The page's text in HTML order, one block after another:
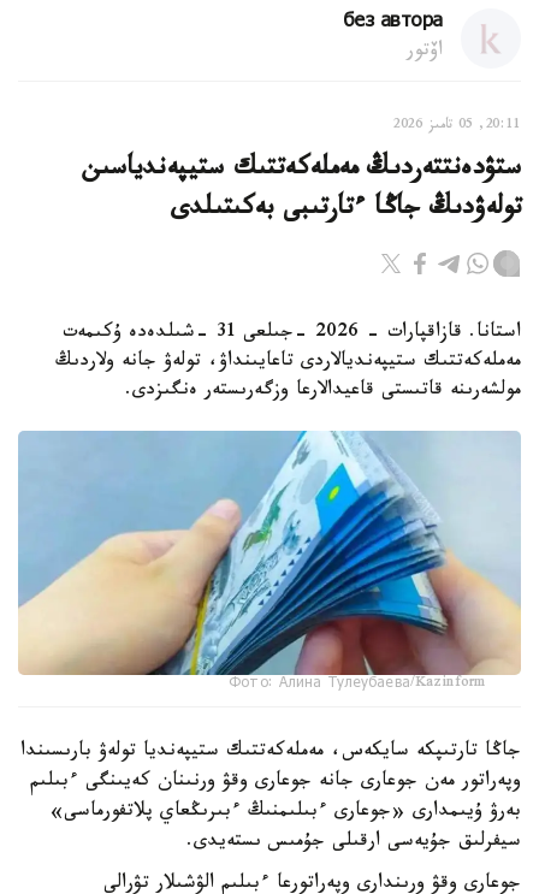
без автора
اۆتور
20:11, 05 تامىز 2026
ستۋدەنتتەردىڭ مەملەكەتتىك ستيپەندياسىن
تولەۋدىڭ جاڭا ءتارتىبى بەكىتىلدى
استانا. قازاقپارات - 2026 -جىلعى 31 -شىلدەدە ۇكىمەت
مەملەكەتتىك ستيپەنديالاردى تاعايىنداۋ، تولەۋ جانە ولاردىڭ
مولشەرىنە قاتىستى قاعيدالارعا وزگەرىستەر ەنگىزدى.
Фото: Алина Тулеубаева/Kazinform
جاڭا تارتىپكە سايكەس، مەملەكەتتىك ستيپەنديا تولەۋ بارىسىندا
وپەراتور مەن جوعارى جانە جوعارى وقۋ ورنىنان كەيىنگى ءبىلىم
بەرۋ ۇيىمدارى «جوعارى ءبىلىمنىڭ ءبىرىڭعاي پلاتفورماسى»
سيفرلىق جۇيەسى ارقىلى جۇمىس ىستەيدى.
جوعارى وقۋ ورىندارى وپەراتورعا ءبىلىم الۋشىلار تۋرالى